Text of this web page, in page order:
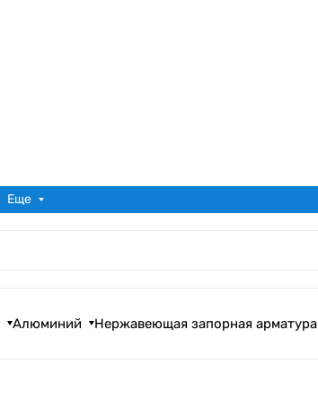
Еще
Алюминий Нержавеющая запорная арматура